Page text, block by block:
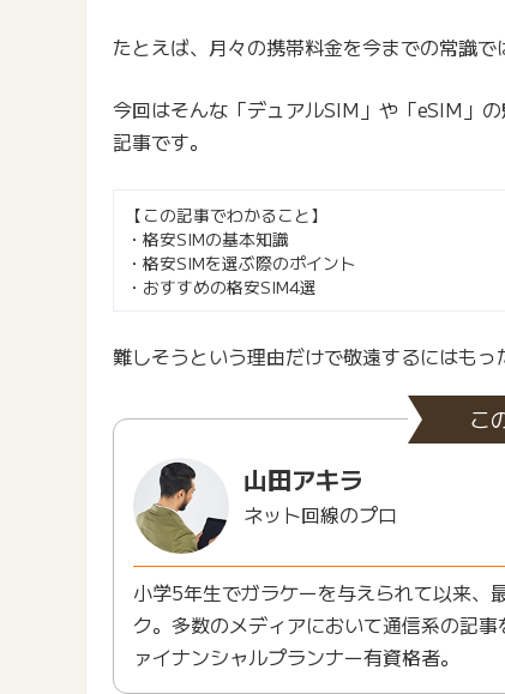
たとえば、月々の携帯料金を今までの常識
今回はそんな「デュアルSIM」や「eSIM」
記事です。
【この記事でわかること】
・格安SIMの基本知識
・格安SIMを選ぶ際のポイント
・おすすめの格安SIM4選
難しそうという理由だけで敬遠するにはも
こ
山田アキラ
ネット回線のプロ
小学5年生でガラケーを与えられて以来、
ク。多数のメディアにおいて通信系の記
ァイナンシャルプランナー有資格者。